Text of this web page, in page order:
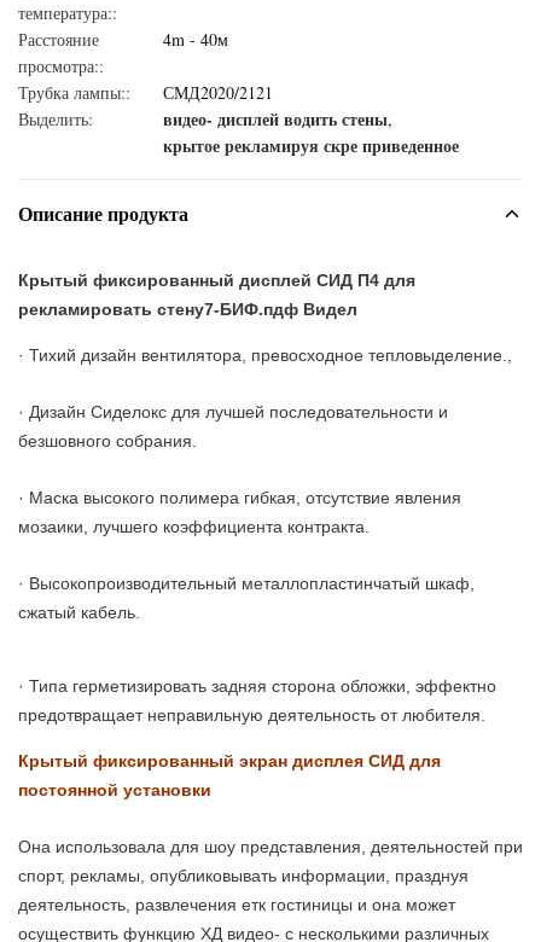
температура::
Расстояние
просмотра::
4m - 40м
Трубка лампы::
СМД2020/2121
Выделить:
видео- дисплей водить стены,
крытое рекламируя скре приведенное
Описание продукта
Крытый фиксированный дисплей СИД П4 для
рекламировать стену7-БИФ.пдф Видел
· Тихий дизайн вентилятора, превосходное тепловыделение.,
· Дизайн Сиделокс для лучшей последовательности и
безшовного собрания.
· Маска высокого полимера гибкая, отсутствие явления
мозаики, лучшего коэффициента контракта.
· Высокопроизводительный металлопластинчатый шкаф,
сжатый кабель.
· Типа герметизировать задняя сторона обложки, эффектно
предотвращает неправильную деятельность от любителя.
Крытый фиксированный экран дисплея СИД для
постоянной установки
Она использовала для шоу представления, деятельностей при
спорт, рекламы, опубликовывать информации, празднуя
деятельность, развлечения етк гостиницы и она может
осуществить функцию ХД видео- с несколькими различных